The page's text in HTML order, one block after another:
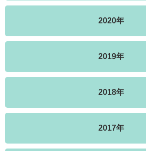
2020年
2019年
2018年
2017年